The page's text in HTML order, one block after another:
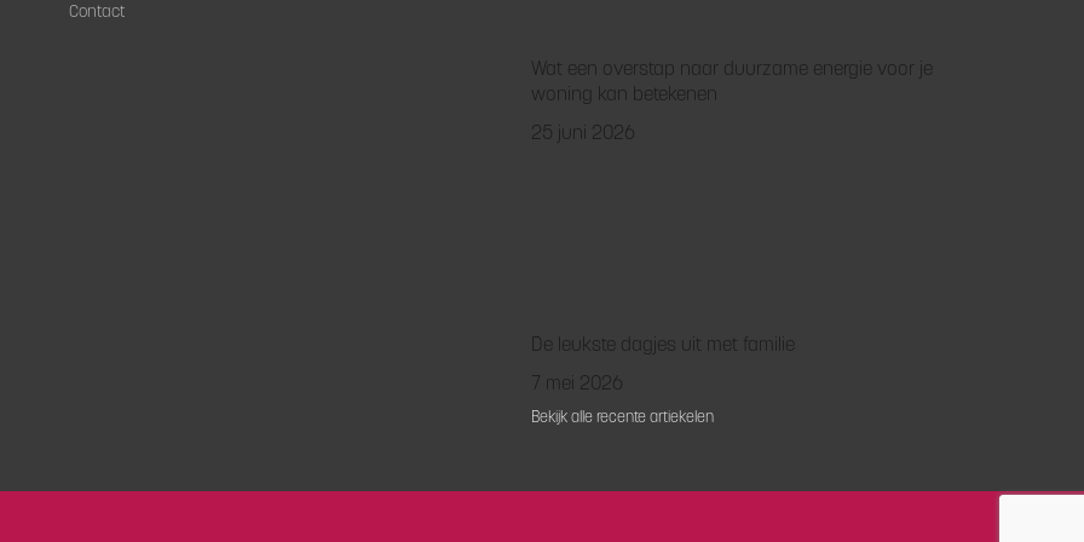
Contact
Wat een overstap naar duurzame energie voor je
woning kan betekenen
25 juni 2026
De leukste dagjes uit met familie
7 mei 2026
Bekijk alle recente artiekelen